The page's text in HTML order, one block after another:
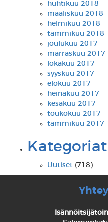
huhtikuu 2018
maaliskuu 2018
helmikuu 2018
tammikuu 2018
joulukuu 2017
marraskuu 2017
lokakuu 2017
syyskuu 2017
elokuu 2017
heinäkuu 2017
kesäkuu 2017
toukokuu 2017
tammikuu 2017
Kategoriat
Uutiset (718)